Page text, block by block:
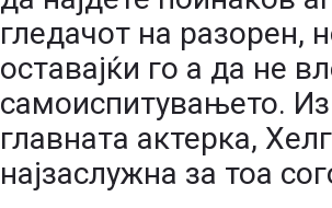
гледачот на разорен,
оставајќи го а да не
самоиспитувањето.
главната актерка,
најзаслужна за тоа